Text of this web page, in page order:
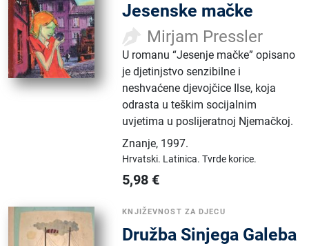
Jesenske mačke
Mirjam Pressler
U romanu “Jesenje mačke” opisano
je djetinjstvo senzibilne i
neshvaćene djevojčice Ilse, koja
odrasta u teškim socijalnim
uvjetima u poslijeratnoj Njemačkoj.
Znanje, 1997.
Hrvatski. Latinica.Tvrde korice.
5,98 €
KNJIŽEVNOST ZA DJECU
Družba Sinjega Galeba